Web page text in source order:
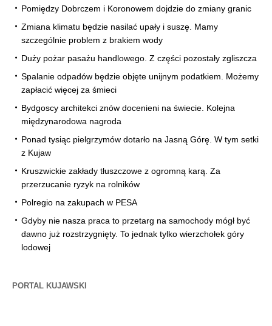
Pomiędzy Dobrczem i Koronowem dojdzie do zmiany granic
Zmiana klimatu będzie nasilać upały i suszę. Mamy
szczególnie problem z brakiem wody
Duży pożar pasażu handlowego. Z części pozostały zgliszcza
Spalanie odpadów będzie objęte unijnym podatkiem. Możemy
zapłacić więcej za śmieci
Bydgoscy architekci znów docenieni na świecie. Kolejna
międzynarodowa nagroda
Ponad tysiąc pielgrzymów dotarło na Jasną Górę. W tym setki
z Kujaw
Kruszwickie zakłady tłuszczowe z ogromną karą. Za
przerzucanie ryzyk na rolników
Polregio na zakupach w PESA
Gdyby nie nasza praca to przetarg na samochody mógł być
dawno już rozstrzygnięty. To jednak tylko wierzchołek góry
lodowej
PORTAL KUJAWSKI